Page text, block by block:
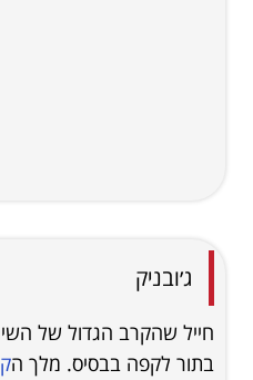
ג׳ובניק
חייל שהקרב הגדול של
בתור לקפה בבסיס. מלך ה